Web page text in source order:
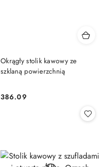
Okrągły stolik kawowy ze
szklaną powierzchnią
Cena:
386.09